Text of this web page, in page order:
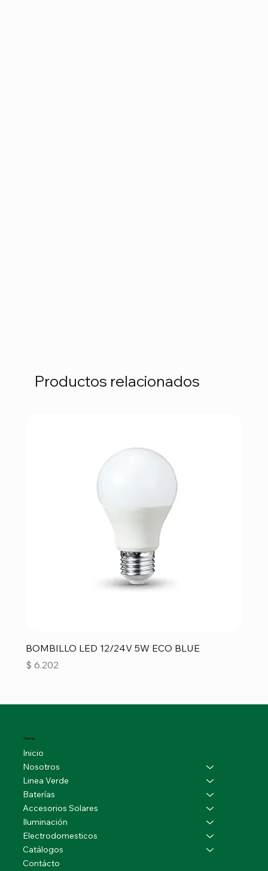
Productos relacionados
BOMBILLO LED 12/24V 5W ECO BLUE
Precio
$ 6.202
Tienda
Inicio
Nosotros
Linea Verde
Baterías
Accesorios Solares
Iluminación
Electrodomesticos
Catálogos
Contácto